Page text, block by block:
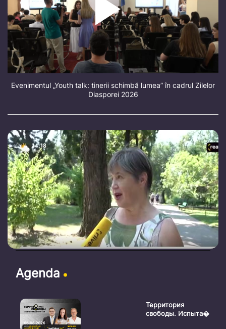
Evenimentul „Youth talk: tinerii schimbă lumea” în cadrul Zilelor
Diasporei 2026
Agenda
Территория
свободы. Испыта�